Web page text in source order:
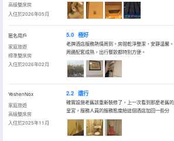
高級雙床房
入住於2026年05月
匿名用戶
家庭旅遊
標準雙床房
入住於2026年02月
5.0 極好
老牌酒店服務熱情周到。房間乾淨整潔，安靜温馨
周邊配套成熟，出行餐飲都特別方便。
YeshenNox
家庭旅遊
高級雙床房
入住於2025年11月
2.2 還行
確實設施老舊該重新裝修了，上一次看到那麼老舊
皇宮，服務人員的服務態度給這個酒店加回一些分